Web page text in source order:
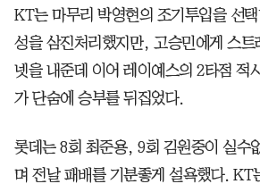
KT는 마무리 박영현의 조기투입을 선
성을 삼진처리했지만, 고승민에게 스트
넷을 내준데 이어 레이예스의 2타점 적
가 단숨에 승부를 뒤집었다.
롯데는 8회 최준용, 9회 김원중이 실수
며 전날 패배를 기분좋게 설욕했다. KT